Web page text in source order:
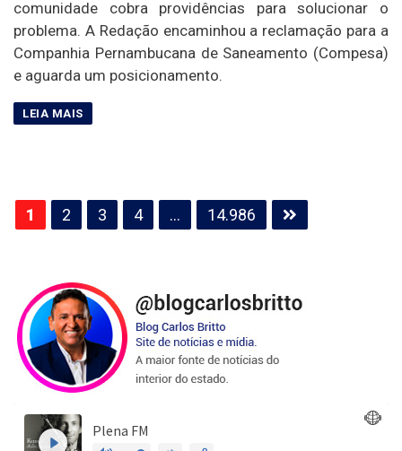
comunidade cobra providências para solucionar o
problema. A Redação encaminhou a reclamação para a
Companhia Pernambucana de Saneamento (Compesa)
e aguarda um posicionamento.
Paginação
de
1 2 3 4 … 14.986